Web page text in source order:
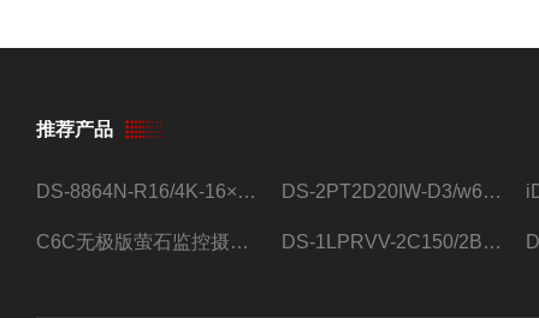
推荐产品
DS-8864N-R16/4K-16×4T/希捷16盘位录像机 DS-2PT2D20IW-D3/w64路高清硬盘录像机
C6C无极版萤石监控摄像头 DS-1LPRVV-2C150/2B监控室外夜视高清电源线护套线200米/卷